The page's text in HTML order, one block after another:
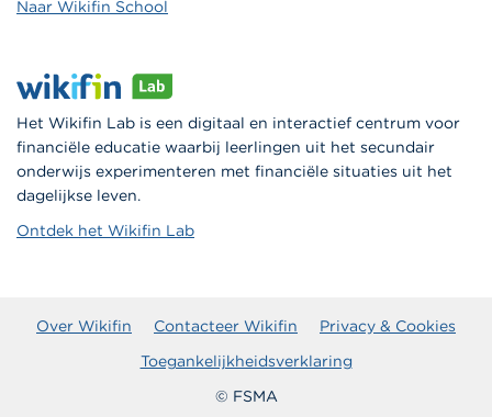
Naar Wikifin School
Het Wikifin Lab is een digitaal en interactief centrum voor
financiële educatie waarbij leerlingen uit het secundair
onderwijs experimenteren met financiële situaties uit het
dagelijkse leven.
Ontdek het Wikifin Lab
Over Wikifin Contacteer Wikifin
Privacy & Cookies
Toegankelijkheidsverklaring
© FSMA